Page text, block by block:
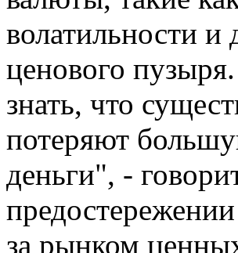
волатильности и
ценового
знать, что
потеряют
деньги", -
за рынком